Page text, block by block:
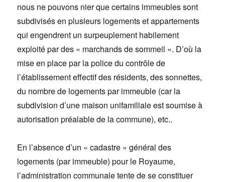
nous ne pouvons nier que certains immeubles sont
subdivisés en plusieurs logements et appartements
qui engendrent un surpeuplement habilement
exploité par des « marchands de sommeil ». D’où la
mise en place par la police du contrôle de
l’établissement effectif des résidents, des sonnettes,
du nombre de logements par immeuble (car la
subdivision d’une maison unifamiliale est soumise à
autorisation préalable de la commune), etc..
En l’absence d’un « cadastre » général des
logements (par immeuble) pour le Royaume,
l’administration communale tente de se constituer